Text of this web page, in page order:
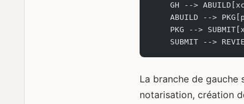
GH -->
ABUILD -->
PKG -->
SUBMIT -->
La branche de
notarisation, création